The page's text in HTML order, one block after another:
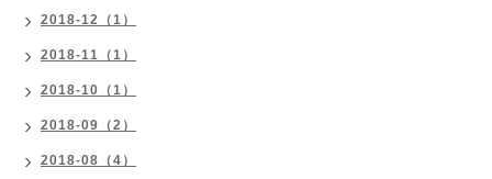
2018-12（1）
2018-11（1）
2018-10（1）
2018-09（2）
2018-08（4）